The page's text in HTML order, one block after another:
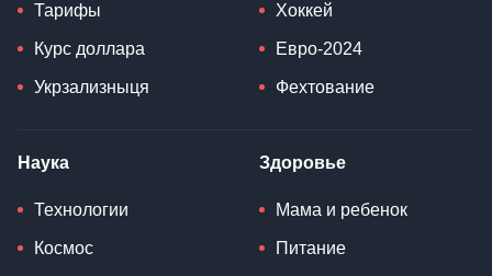
Тарифы
Курс доллара
Укрзализныця
Хоккей
Евро-2024
Фехтование
Наука
Технологии
Космос
Здоровье
Мама и ребенок
Питание